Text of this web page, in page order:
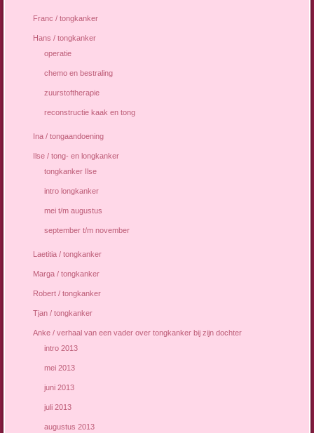
Franc / tongkanker
Hans / tongkanker
operatie
chemo en bestraling
zuurstoftherapie
reconstructie kaak en tong
Ina / tongaandoening
Ilse / tong- en longkanker
tongkanker Ilse
intro longkanker
mei t/m augustus
september t/m november
Laetitia / tongkanker
Marga / tongkanker
Robert / tongkanker
Tjan / tongkanker
Anke / verhaal van een vader over tongkanker bij zijn dochter
intro 2013
mei 2013
juni 2013
juli 2013
augustus 2013